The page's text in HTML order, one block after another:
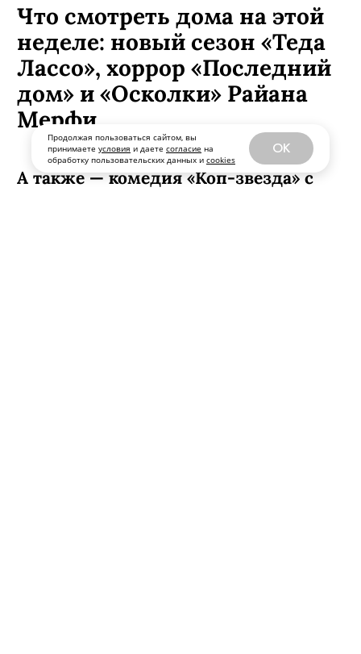
Продолжая пользоваться сайтом, вы
принимаете условия и даете согласие на
обработку пользовательских данных и cookies
OK
Что смотреть дома на этой
неделе: новый сезон «Теда
Лассо», хоррор «Последний
дом» и «Осколки» Райана
Мерфи
А также — комедия «Коп-звезда» с